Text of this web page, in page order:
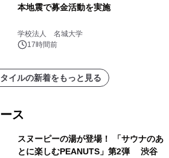
本地震で募金活動を実施
学校法人 名城大学
17時間前
イルの新着をもっと見る
ス
スヌーピーの湯が登場！ 「サウナのあ
とに楽しむPEANUTS」第2弾 渋谷